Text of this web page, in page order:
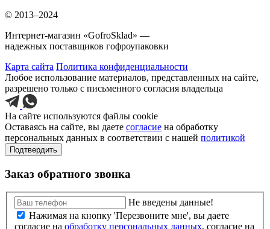
© 2013–2024
Интернет-магазин «GofroSklad» —
надежных поставщиков гофроупаковки
Карта сайта Политика конфиденциальности
Любое использование материалов, представленных на сайте,
разрешено только с письменного согласия владельца
На сайте используются файлы cookie
Оставаясь на сайте, вы даете согласие на обработку
персональных данных в соответствии с нашей политикой
Подтвердить
Заказ обратного звонка
Не введены данные!
Нажимая на кнопку 'Перезвоните мне', вы даете
согласие на обработку персональных данных, согласие на